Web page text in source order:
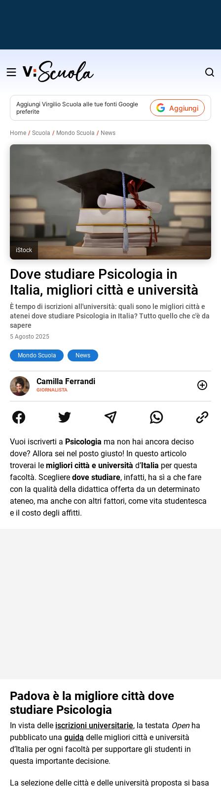
Salta
contenuto
Aggiungi Virgilio Scuola alle tue fonti Google
preferite
Aggiungi
Home Scuola Mondo Scuola News
iStock
Dove studiare Psicologia in
Italia, migliori città e università
È tempo di iscrizioni all'università: quali sono le migliori città e
atenei dove studiare Psicologia in Italia? Tutto quello che c'è da
sapere
5 Agosto 2025
Mondo Scuola News
Camilla Ferrandi
GIORNALISTA
E-
MAIL
LINKEDIN
di trasformare la passione per la scrittura in un lavoro, e
da lì non mi sono più fermata. L’attualità è il mio pane
mente.
Vuoi iscriverti a Psicologia ma non hai ancora deciso
dove? Allora sei nel posto giusto! In questo articolo
troverai le migliori città e università d’Italia per questa
facoltà. Scegliere dove studiare, infatti, ha sì a che fare
con la qualità della didattica offerta da un determinato
ateneo, ma anche con altri fattori, come vita studentesca
e il costo degli affitti.
Padova è la migliore città dove
studiare Psicologia
In vista delle iscrizioni universitarie, la testata Openha
pubblicato una guida delle migliori città e università
d’Italia per ogni facoltà per supportare gli studenti in
questa importante decisione.
La selezione delle città e delle università proposta si basa